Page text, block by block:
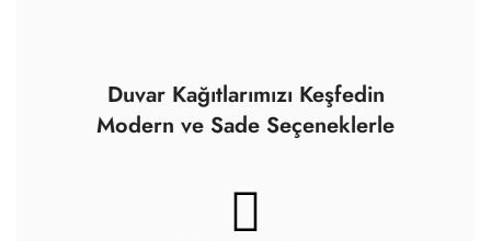
Duvar Kağıtlarımızı Keşfedin
Modern ve Sade Seçeneklerle